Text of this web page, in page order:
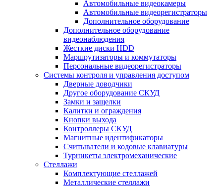
Автомобильные видеокамеры
Автомобильные видеорегистраторы
Дополнительное оборудование
Дополнительное оборудование
видеонаблюдения
Жесткие диски HDD
Маршрутизаторы и коммутаторы
Персональные видеорегистраторы
Системы контроля и управления доступом
Дверные доводчики
Другое оборудование СКУД
Замки и защелки
Калитки и ограждения
Кнопки выхода
Контроллеры СКУД
Магнитные идентификаторы
Считыватели и кодовые клавиатуры
Турникеты электромеханические
Стеллажи
Комплектующие стеллажей
Металлические стеллажи